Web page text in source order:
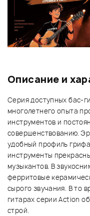
Описание и
Серия доступных бас-
многолетнего опыта
инструментов и
совершенствованию.
удобный профиль
инструменты
музыкантов. В
ферритовые
сырого звучания. В то
гитарах серии Action
строй.